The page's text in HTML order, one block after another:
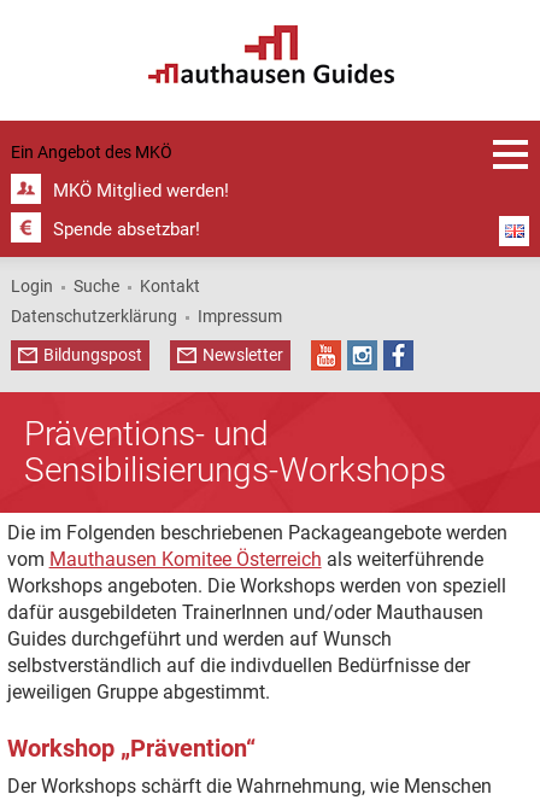
Ein Angebot des MKÖ
MKÖ Mitglied werden!
Spende absetzbar!
Login Suche
Kontakt
Datenschutzerklärung
Impressum
Bildungspost
Newsletter
Präventions- und
Sensibilisierungs-Workshops
Die im Folgenden beschriebenen Packageangebote werden
vom Mauthausen Komitee Österreich als weiterführende
Workshops angeboten. Die Workshops werden von speziell
dafür ausgebildeten TrainerInnen und/oder Mauthausen
Guides durchgeführt und werden auf Wunsch
selbstverständlich auf die indivduellen Bedürfnisse der
jeweiligen Gruppe abgestimmt.
Workshop „Prävention“
Der Workshops schärft die Wahrnehmung, wie Menschen